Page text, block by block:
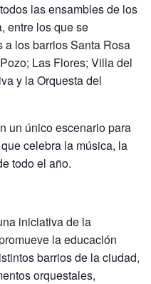
las ensambles de los
entre los que se
a los barrios Santa Rosa
Las Flores; Villa del
y la Orquesta del
un único escenario para
celebra la música, la
todo el año.
iniciativa de la
la educación
barrios de la ciudad,
orquestales,